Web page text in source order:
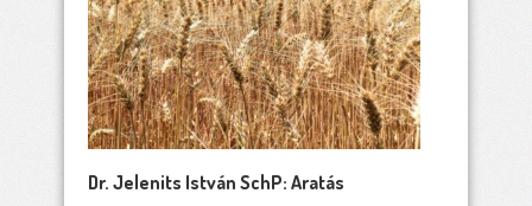
Dr. Jelenits István SchP: Aratás